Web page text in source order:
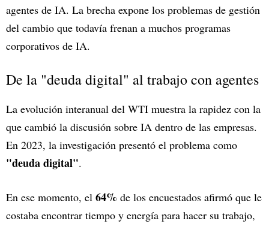
agentes de IA. La brecha expone los problemas de gestión
del cambio que todavía frenan a muchos programas
corporativos de IA.
De la "deuda digital" al trabajo con agentes
La evolución interanual del WTI muestra la rapidez con la
que cambió la discusión sobre IA dentro de las empresas.
En 2023, la investigación presentó el problema como
"deuda digital".
En ese momento, el 64% de los encuestados afirmó que le
costaba encontrar tiempo y energía para hacer su trabajo,